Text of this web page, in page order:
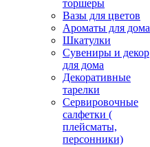
торшеры
Вазы для цветов
Ароматы для дома
Шкатулки
Сувениры и декор
для дома
Декоративные
тарелки
Сервировочные
салфетки (
плейсматы,
персонники)